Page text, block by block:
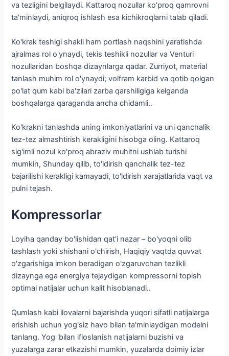
va tezligini belgilaydi. Kattaroq nozullar ko'proq qamrovni
ta'minlaydi, aniqroq ishlash esa kichikroqlarni talab qiladi.
Ko'krak teshigi shakli ham portlash naqshini yaratishda
ajralmas rol o'ynaydi, tekis teshikli nozullar va Venturi
nozullaridan boshqa dizaynlarga qadar. Zurriyot, material
tanlash muhim rol o'ynaydi; volfram karbid va qotib qolgan
po'lat qum kabi ba'zilari zarba qarshiligiga kelganda
boshqalarga qaraganda ancha chidamli..
Ko'krakni tanlashda uning imkoniyatlarini va uni qanchalik
tez-tez almashtirish kerakligini hisobga oling. Kattaroq
sig'imli nozul ko'proq abraziv muhitni ushlab turishi
mumkin, Shunday qilib, to'ldirish qanchalik tez-tez
bajarilishi kerakligi kamayadi, to'ldirish xarajatlarida vaqt va
pulni tejash.
Kompressorlar
Loyiha qanday bo'lishidan qat'i nazar – bo'yoqni olib
tashlash yoki shishani o'chirish, Haqiqiy vaqtda quvvat
o'zgarishiga imkon beradigan o'zgaruvchan tezlikli
dizaynga ega energiya tejaydigan kompressorni topish
optimal natijalar uchun kalit hisoblanadi..
Qumlash kabi ilovalarni bajarishda yuqori sifatli natijalarga
erishish uchun yog'siz havo bilan ta'minlaydigan modelni
tanlang. Yog 'bilan ifloslanish natijalarni buzishi va
yuzalarga zarar etkazishi mumkin, yuzalarda doimiy izlar